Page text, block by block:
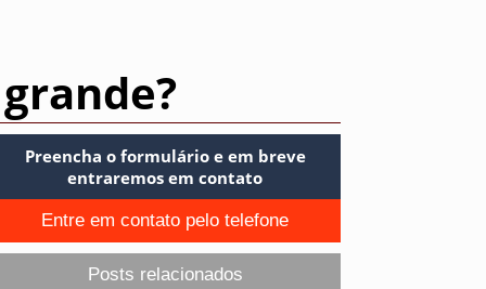
Preencha o formulário e em breve
entraremos em contato
Entre em contato pelo telefone
Posts relacionados